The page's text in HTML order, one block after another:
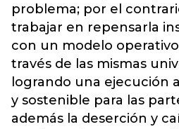
problema; por el
trabajar en repensarla
con un modelo
través de las mismas
logrando una ejecución
y sostenible para las
además la deserción y